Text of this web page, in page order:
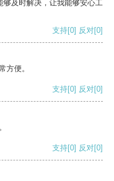
够及时解决，让我能够安心工
支持[0] 反对[0]
方便。
支持[0] 反对[0]
支持[0] 反对[0]